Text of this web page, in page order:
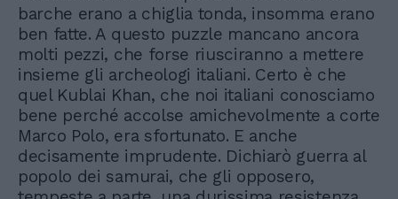
barche erano a chiglia tonda, insomma erano
ben fatte. A questo puzzle mancano ancora
molti pezzi, che forse riusciranno a mettere
insieme gli archeologi italiani. Certo è che
quel Kublai Khan, che noi italiani conosciamo
bene perché accolse amichevolmente a corte
Marco Polo, era sfortunato. E anche
decisamente imprudente. Dichiarò guerra al
popolo dei samurai, che gli opposero,